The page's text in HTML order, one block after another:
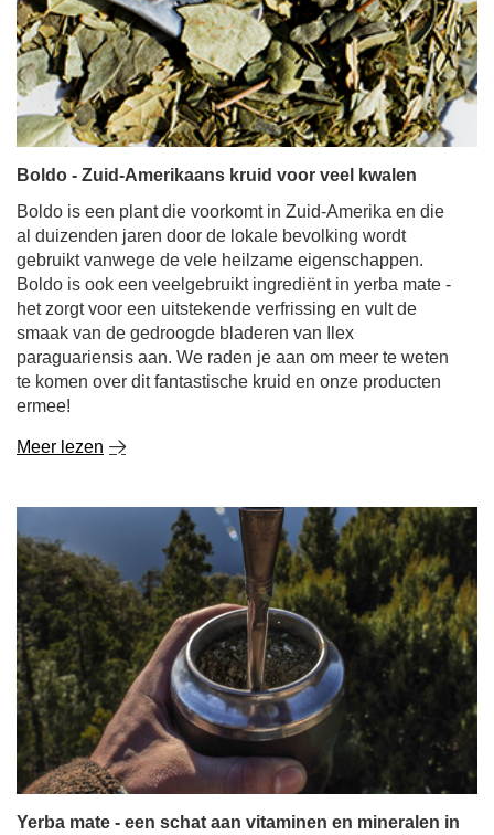
Boldo - Zuid-Amerikaans kruid voor veel kwalen
Boldo is een plant die voorkomt in Zuid-Amerika en die
al duizenden jaren door de lokale bevolking wordt
gebruikt vanwege de vele heilzame eigenschappen.
Boldo is ook een veelgebruikt ingrediënt in yerba mate -
het zorgt voor een uitstekende verfrissing en vult de
smaak van de gedroogde bladeren van Ilex
paraguariensis aan. We raden je aan om meer te weten
te komen over dit fantastische kruid en onze producten
ermee!
Meer lezen
Yerba mate - een schat aan vitaminen en mineralen in